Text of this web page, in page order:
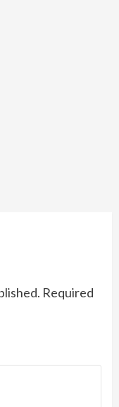
Required